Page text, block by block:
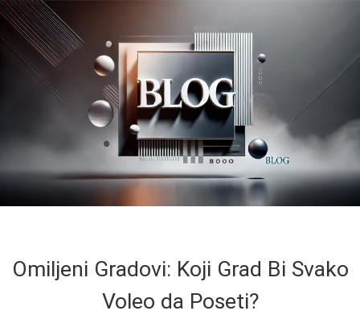
Omiljeni Gradovi: Koji Grad Bi Svako
Voleo da Poseti?